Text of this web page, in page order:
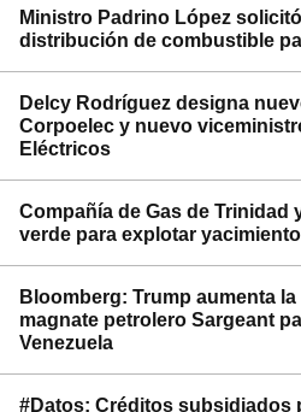
Ministro Padrino López
distribución de combustible
Delcy Rodríguez designa
Corpoelec y nuevo
Eléctricos
Compañía de Gas de Trinidad
verde para explotar
Bloomberg: Trump aumenta
magnate petrolero Sargeant
Venezuela
#Datos: Créditos subsidiados